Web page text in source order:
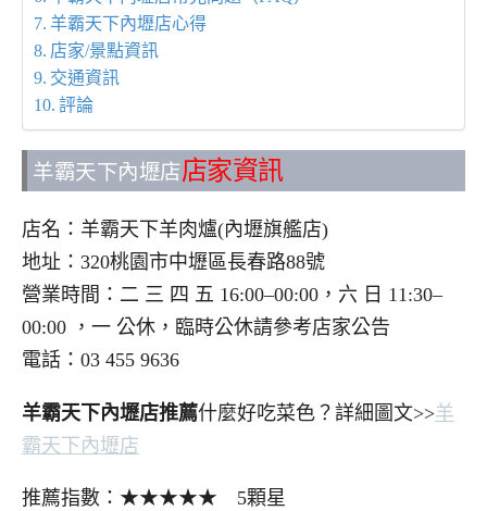
羊霸天下內壢店心得
店家/景點資訊
交通資訊
評論
羊霸天下內壢店店家資訊
店名：羊霸天下羊肉爐(內壢旗艦店)
地址：320桃園市中壢區長春路88號
營業時間：二 三 四 五 16:00–00:00，六 日 11:30–
00:00 ，一 公休，臨時公休請參考店家公告
電話：03 455 9636
羊霸天下內壢店推薦什麼好吃菜色？詳細圖文>>羊
霸天下內壢店
推薦指數：★★★★★ 5顆星